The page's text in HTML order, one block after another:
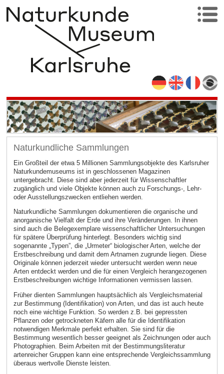
Naturkundliche Sammlungen
Ein Großteil der etwa 5 Millionen Sammlungsobjekte des Karlsruher
Naturkundemuseums ist in geschlossenen Magazinen
untergebracht. Diese sind aber jederzeit für Wissenschaftler
zugänglich und viele Objekte können auch zu Forschungs-, Lehr-
oder Ausstellungszwecken entliehen werden.
Naturkundliche Sammlungen dokumentieren die organische und
anorganische Vielfalt der Erde und ihre Veränderungen. In ihnen
sind auch die Belegexemplare wissenschaftlicher Untersuchungen
für spätere Überprüfung hinterlegt. Besonders wichtig sind
sogenannte „Typen”, die „Urmeter“ biologischer Arten, welche der
Erstbeschreibung und damit dem Artnamen zugrunde liegen. Diese
Originale können jederzeit wieder untersucht werden wenn neue
Arten entdeckt werden und die für einen Vergleich herangezogenen
Erstbeschreibungen wichtige Informationen vermissen lassen.
Früher dienten Sammlungen hauptsächlich als Vergleichsmaterial
zur Bestimmung (Identifikation) von Arten, und das ist auch heute
noch eine wichtige Funktion. So werden z.B. bei gepressten
Pflanzen oder getrockneten Käfern alle für die Identifikation
notwendigen Merkmale perfekt erhalten. Sie sind für die
Bestimmung wesentlich besser geeignet als Zeichnungen oder auch
Photographien. Beim Arbeiten mit der Bestimmungsliteratur
artenreicher Gruppen kann eine entsprechende Vergleichssammlung
überaus wertvolle Dienste leisten.